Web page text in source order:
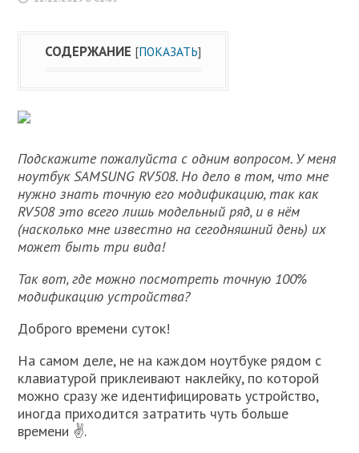
СОДЕРЖАНИЕ [ПОКАЗАТЬ]
Подскажите пожалуйста с одним вопросом. У меня
ноутбук SAMSUNG RV508. Но дело в том, что мне
нужно знать точную его модификацию, так как
RV508 это всего лишь модельный ряд, и в нём
(насколько мне известно на сегодняшний день) их
может быть три вида!
Так вот, где можно посмотреть точную 100%
модификацию устройства?
Доброго времени суток!
На самом деле, не на каждом ноутбуке рядом с
клавиатурой приклеивают наклейку, по которой
можно сразу же идентифицировать устройство,
иногда приходится затратить чуть больше
времени ✌.